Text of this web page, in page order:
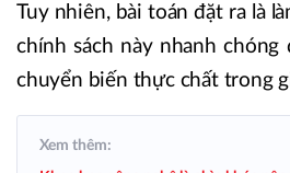
Tuy nhiên, bài toán đặt ra là
chính sách này nhanh
chuyển biến thực chất trong
Xem thêm: